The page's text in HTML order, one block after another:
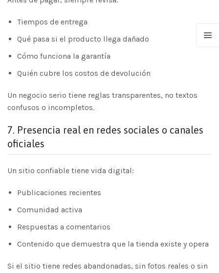
Tiempos de entrega
Qué pasa si el producto llega dañado
Cómo funciona la garantía
Quién cubre los costos de devolución
Un negocio serio tiene reglas transparentes, no textos
confusos o incompletos.
7. Presencia real en redes sociales o canales
oficiales
Un sitio confiable tiene vida digital:
Publicaciones recientes
Comunidad activa
Respuestas a comentarios
Contenido que demuestra que la tienda existe y opera
Si el sitio tiene redes abandonadas, sin fotos reales o sin